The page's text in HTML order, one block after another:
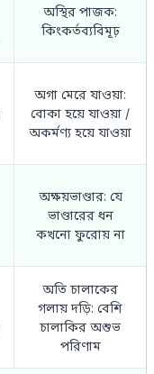
অস্থির পাজক:
কিংকর্তব্যবিমূঢ়
অগা মেরে যাওয়া:
বোকা হয়ে যাওয়া /
অকর্মণ্য হয়ে যাওয়া
অক্ষয়ভাণ্ডার: যে
ভাণ্ডারের ধন
কখনো ফুরোয় না
অতি চালাকের
গলায় দড়ি: বেশি
চালাকির অশুভ
পরিণাম